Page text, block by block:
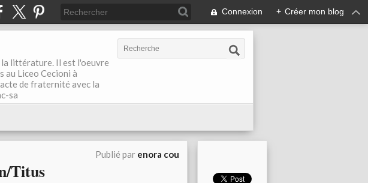
Connexion + Créer mon blog
la littérature. Il est l'oeuvre
au Liceo Cecioni à
de fraternité avec la
sa
Publié par enora cou
Titus